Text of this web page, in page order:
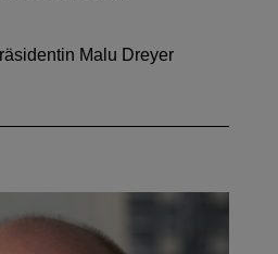
Malu Dreyer